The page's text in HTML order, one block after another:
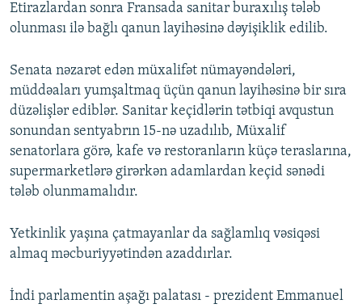
Etirazlardan sonra Fransada sanitar buraxılış tələb
olunması ilə bağlı qanun layihəsinə dəyişiklik edilib.
Senata nəzarət edən müxalifət nümayəndələri,
müddəaları yumşaltmaq üçün qanun layihəsinə bir sıra
düzəlişlər ediblər. Sanitar keçidlərin tətbiqi avqustun
sonundan sentyabrın 15-nə uzadılıb, Müxalif
senatorlara görə, kafe və restoranların küçə teraslarına,
supermarketlərə girərkən adamlardan keçid sənədi
tələb olunmamalıdır.
Yetkinlik yaşına çatmayanlar da sağlamlıq vəsiqəsi
almaq məcburiyyətindən azaddırlar.
İndi parlamentin aşağı palatası - prezident Emmanuel